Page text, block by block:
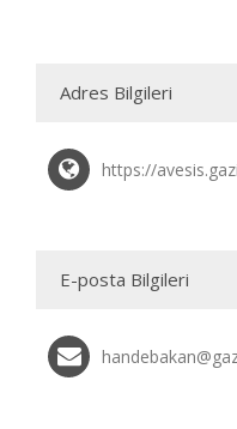
Adres Bilgileri
https://
E-posta Bilgileri